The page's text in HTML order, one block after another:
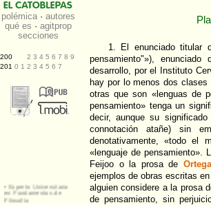
1. El enunciado titular
pensamiento"»),
desarrollo, por el Instituto
hay por lo menos dos
otras que son «lenguas de
pensamiento» tenga un
decir, aunque su
connotación atañe) sin
denotativamente, «todo el
«lenguaje de pensamiento».
Feijoo o la prosa de
ejemplos de obras escritas
alguien considere a la prosa
de pensamiento, sin